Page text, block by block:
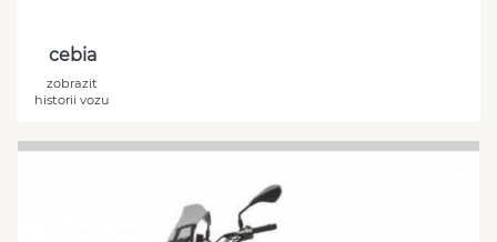
cebia
zobrazit
historii vozu